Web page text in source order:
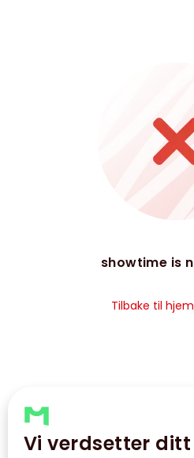
Vi verdsetter
showtime is
Tilbake til